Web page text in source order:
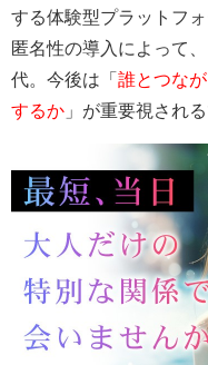
する体験型プラットフ
匿名性の導入によって
代。今後は「 誰とつな
するか 」が重要視され